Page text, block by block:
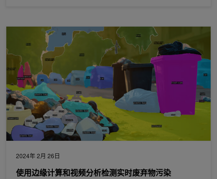
2024年 2月 26日
使用边缘计算和视频分析检测实时废弃物污染
使用边缘计算和视频分析检测实时废弃物污染